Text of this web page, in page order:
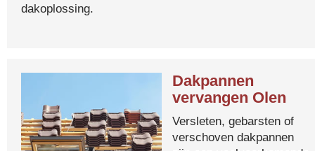
dakoplossing.
Dakpannen
vervangen Olen
Versleten, gebarsten of
verschoven dakpannen